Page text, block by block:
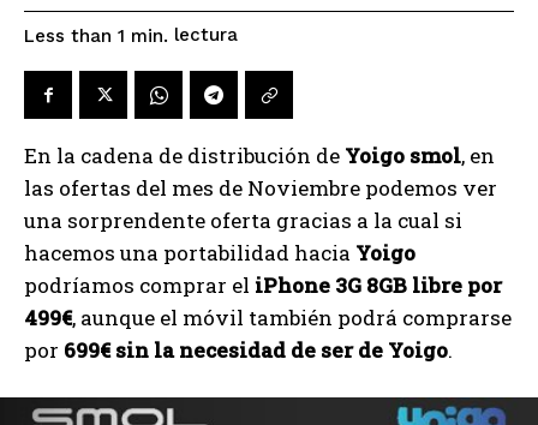
Less than 1 min. lectura
En la cadena de distribución de Yoigo smol, en
las ofertas del mes de Noviembre podemos ver
una sorprendente oferta gracias a la cual si
hacemos una portabilidad hacia Yoigo
podríamos comprar el iPhone 3G 8GB libre por
499€, aunque el móvil también podrá comprarse
por 699€ sin la necesidad de ser de Yoigo.